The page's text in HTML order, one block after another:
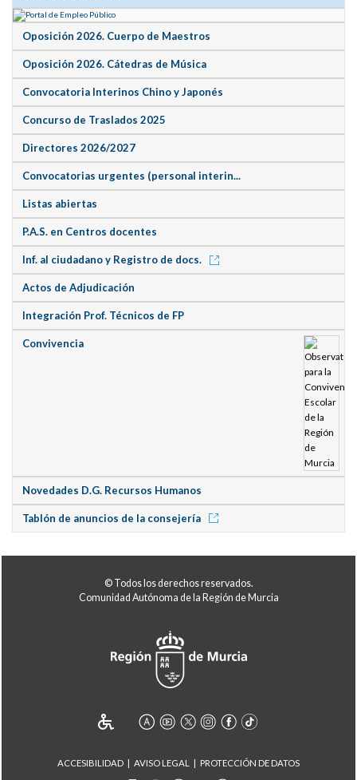
Oposición 2026. Cuerpo de Maestros
Oposición 2026. Cátedras de Música
Convocatoria Interinos Chino y Japonés
Concurso de Traslados 2025
Directores 2026/2027
Convocatorias urgentes (personal interin...
Listas abiertas
P.A.S. en Centros docentes
Inf. al ciudadano y Registro de docs.
Actos de Adjudicación
Integración Prof. Técnicos de FP
Convivencia
Novedades D.G. Recursos Humanos
Tablón de anuncios de la consejería
© Todos los derechos reservados.
Comunidad Autónoma de la Región de Murcia
ACCESIBILIDAD AVISO LEGAL PROTECCIÓN DE DATOS